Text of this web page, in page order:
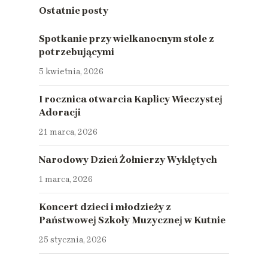
Ostatnie posty
Spotkanie przy wielkanocnym stole z
potrzebującymi
5 kwietnia, 2026
I rocznica otwarcia Kaplicy Wieczystej
Adoracji
21 marca, 2026
Narodowy Dzień Żołnierzy Wyklętych
1 marca, 2026
Koncert dzieci i młodzieży z
Państwowej Szkoły Muzycznej w Kutnie
25 stycznia, 2026